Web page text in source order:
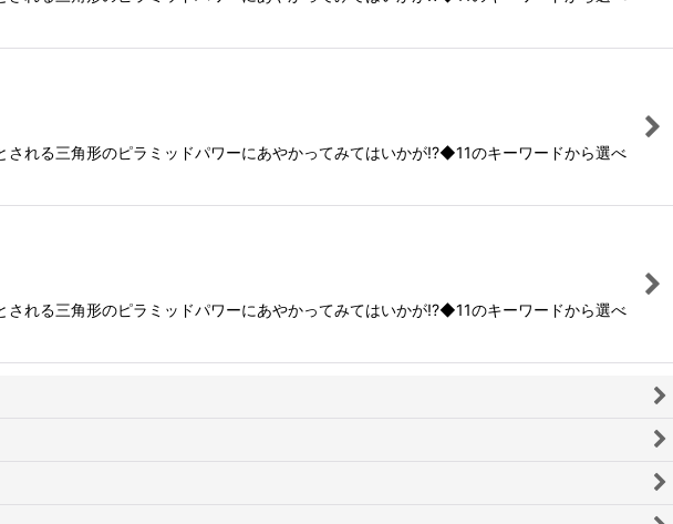
れる三角形のピラミッドパワーにあやかってみてはいかが!?◆11のキーワードから選べ
れる三角形のピラミッドパワーにあやかってみてはいかが!?◆11のキーワードから選べ